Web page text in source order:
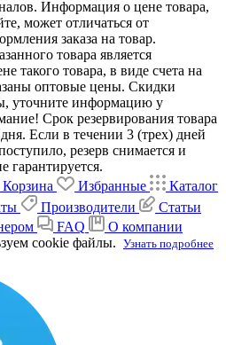
Информация о цене товара,
может отличаться от
заказа на товар.
товара является
такого товара, в виде счета на
оптовые цены. Скидки
уточните информацию у
Срок резервирования товара
Если в течении 3 (трех) дней
резерв снимается и
гарантируется.
Корзина Избранные
Каталог
Производители
Статьи
FAQ
О компании
cookie файлы. Узнать подробнее